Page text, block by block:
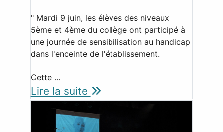
" Mardi 9 juin, les élèves des niveaux
5ème et 4ème du collège ont participé à
une journée de sensibilisation au handicap
dans l'enceinte de l'établissement.
Cette ...
Lire la suite